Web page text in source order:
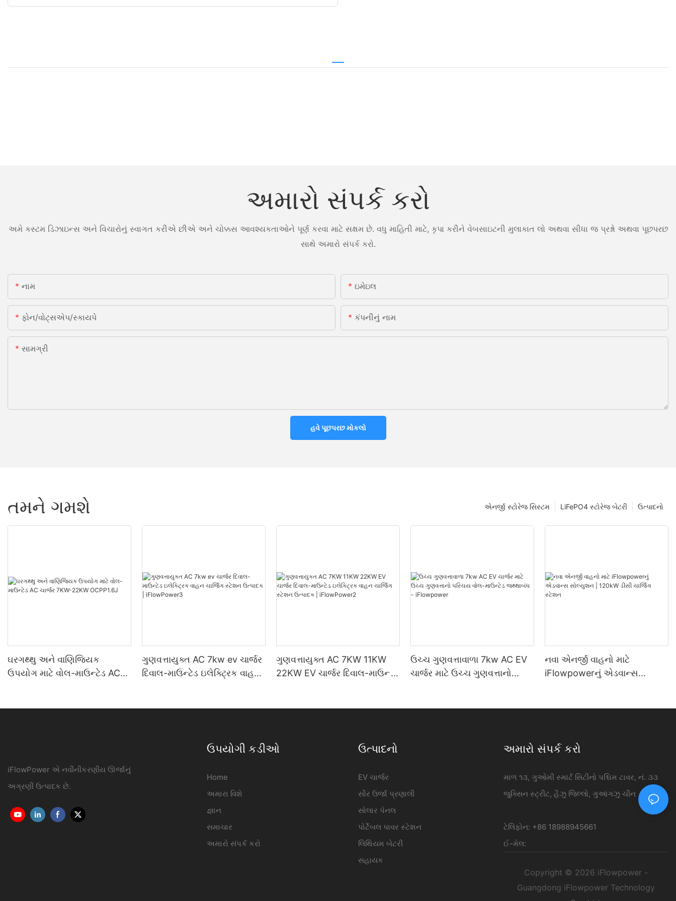
અમારો સંપર્ક કરો
અમે કસ્ટમ ડિઝાઇન્સ અને વિચારોનું સ્વાગત કરીએ છીએ અને ચોક્કસ આવશ્યકતાઓને પૂર્ણ કરવા માટે સક્ષમ છે. વધુ માહિતી માટે, કૃપા કરીને વેબસાઇટની મુલાકાત લો અથવા સીધા જ પ્રશ્નો અથવા પૂછપરછ
સાથે અમારો સંપર્ક કરો.
નામ ઇમેઇલ
ફોન/વોટ્સએપ/સ્કાયપે કંપનીનું નામ
સામગ્રી
હવે પૂછપરછ મોકલો
તમને ગમશે ઉત્પાદનો
LiFePO4 સ્ટોરેજ બેટરી
એનર્જી સ્ટોરેજ સિસ્ટમ
ઘરગથ્થુ અને વાણિજ્યિક
ઉપયોગ માટે વોલ-માઉન્ટેડ AC
ગુણવત્તાયુક્ત AC 7kw ev ચાર્જર
દિવાલ-માઉન્ટેડ ઇલેક્ટ્રિક વાહન
ગુણવત્તાયુક્ત AC 7KW 11KW
22KW EV ચાર્જર દિવાલ-માઉન્ટેડ
ઉચ્ચ ગુણવત્તાવાળા 7kw AC EV
ચાર્જર માટે ઉચ્ચ ગુણવત્તાનો
નવા એનર્જી વાહનો માટે
iFlowpowerનું એડવાન્સ
iFlowPower એ નવીનીકરણીય ઊર્જાનું
અગ્રણી ઉત્પાદક છે.
ઉપયોગી કડીઓ
Home
અમારા વિશે
જ્ઞાન
સમાચાર
અમારો સંપર્ક કરો
ઉત્પાદનો
EV ચાર્જર
સૌર ઉર્જા પ્રણાલી
સોલાર પેનલ
પોર્ટેબલ પાવર સ્ટેશન
લિથિયમ બેટરી
સહાયક
અમારો સંપર્ક કરો
માળ ૧૩, ગુઓમી સ્માર્ટ સિટીનો પશ્ચિમ ટાવર, નં. ૩૩
જુક્સિન સ્ટ્રીટ, હૈઝુ જિલ્લો, ગુઆંગઝુ ચીન
ટેલિફોન: +86 18988945661
ઈ-મેલ:
Copyright © 2026 iFlowpower -
Guangdong iFlowpower Technology